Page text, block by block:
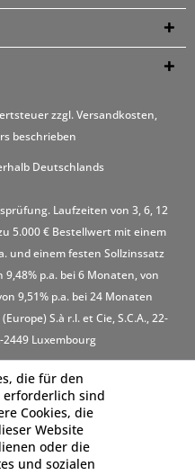
zzgl.Versandkosten,
beschrieben
Deutschlands
Laufzeiten von 3, 6, 12
5.000 € Bestellwert mit einem
und einem festen Sollzinssatz
p.a. bei 6 Monaten, von
9,51% p.a. bei 24 Monaten
S.à r.l. et Cie, S.C.A., 22-
2449 Luxembourg
die für den
erforderlich sind
Cookies, die
Website
oder die
und sozialen